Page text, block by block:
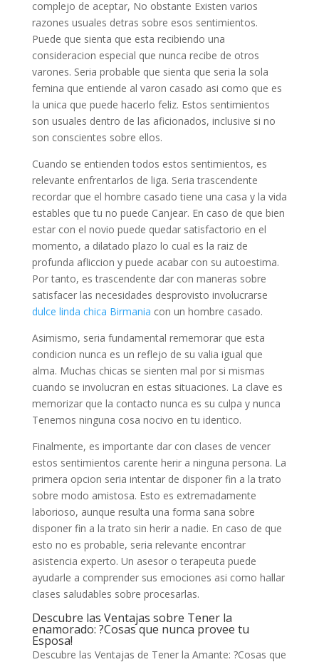
complejo de aceptar, No obstante Existen varios
razones usuales detras sobre esos sentimientos.
Puede que sienta que esta recibiendo una
consideracion especial que nunca recibe de otros
varones. Seri­a probable que sienta que seri­a la sola
femina que entiende al varon casado asi­ como que es
la unica que puede hacerlo feliz. Estos sentimientos
son usuales dentro de las aficionados, inclusive si no
son conscientes sobre ellos.
Cuando se entienden todos estos sentimientos, es
relevante enfrentarlos de liga. Seri­a trascendente
recordar que el hombre casado tiene una casa y la vida
estables que tu no puede Canjear. En caso de que bien
estar con el novio puede quedar satisfactorio en el
momento, a dilatado plazo lo cual es la raiz de
profunda afliccion y puede acabar con su autoestima.
Por tanto, es trascendente dar con maneras sobre
satisfacer las necesidades desprovisto involucrarse
dulce linda chica Birmania con un hombre casado.
Asimismo, seri­a fundamental rememorar que esta
condicion nunca es un reflejo de su valia igual que
alma. Muchas chicas se sienten mal por si mismas
cuando se involucran en estas situaciones. La clave es
memorizar que la contacto nunca es su culpa y nunca
Tenemos ninguna cosa nocivo en tu identico.
Finalmente, es importante dar con clases de vencer
estos sentimientos carente herir a ninguna persona. La
primera opcion seri­a intentar de disponer fin a la trato
sobre modo amistosa. Esto es extremadamente
laborioso, aunque resulta una forma sana sobre
disponer fin a la trato sin herir a nadie. En caso de que
esto no es probable, seri­a relevante encontrar
asistencia experto. Un asesor o terapeuta puede
ayudarle a comprender sus emociones asi­ como hallar
clases saludables sobre procesarlas.
Descubre las Ventajas sobre Tener la
enamorado: ?Cosas que nunca provee tu
Esposa!
Descubre las Ventajas de Tener la Amante: ?Cosas que